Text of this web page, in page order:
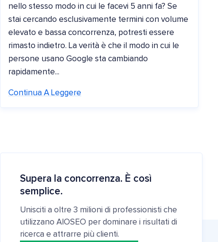
nello stesso modo in cui le facevi 5 anni fa? Se
stai cercando esclusivamente termini con volume
elevato e bassa concorrenza, potresti essere
rimasto indietro. La verità è che il modo in cui le
persone usano Google sta cambiando
rapidamente...
Continua A Leggere
Supera la concorrenza. È così
semplice.
Unisciti a oltre 3 milioni di professionisti che
utilizzano AIOSEO per dominare i risultati di
ricerca e attrarre più clienti.